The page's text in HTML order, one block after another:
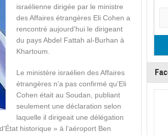
israélienne dirigée par le ministre
des Affaires étrangères Eli Cohen a
rencontré aujourd’hui le dirigeant
du pays Abdel Fattah al-Burhan à
Khartoum.
Le ministère israélien des Affaires
étrangères n’a pas confirmé qu’Eli
Cohen était au Soudan, publiant
seulement une déclaration selon
laquelle il dirigeait une délégation
historique » à l’aéroport Ben